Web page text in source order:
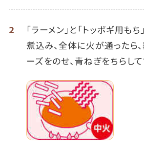
2
「ラーメン」と「トッポギ用も
煮込み、全体に火が通ったら
ーズをのせ、青ねぎをちらして